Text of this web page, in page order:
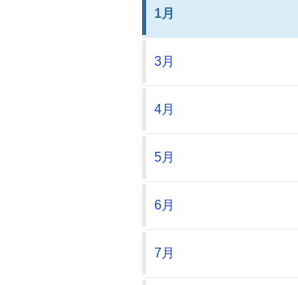
1月
3月
4月
5月
6月
7月